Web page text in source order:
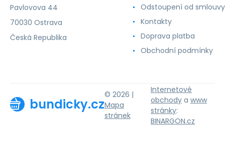
Pavlovova 44
70030 Ostrava
Česká Republika
Odstoupení od smlouvy
Kontakty
Doprava platba
Obchodní podmínky
bundicky.cz
© 2026 |
Mapa
stránek
Internetové
obchody a www
stránky:
BINARGON.cz